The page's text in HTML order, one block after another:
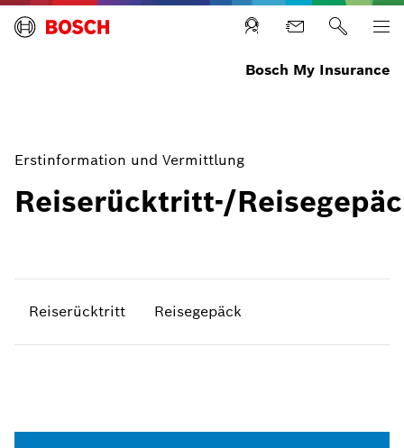
Bosch My Insurance
Erstinformation und Vermittlung
Reiserücktritt-/
Reiserücktritt Reisegepäck